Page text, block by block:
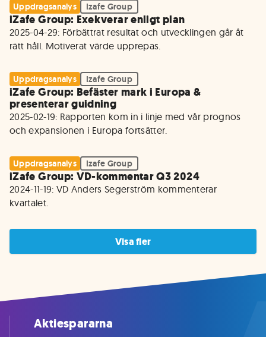
Uppdragsanalys Izafe Group
iZafe Group: Exekverar enligt plan
2025-04-29: Förbättrat resultat och utvecklingen går åt
rätt håll. Motiverat värde upprepas.
Uppdragsanalys Izafe Group
iZafe Group: Befäster mark i Europa &
presenterar guidning
2025-02-19: Rapporten kom in i linje med vår prognos
och expansionen i Europa fortsätter.
Uppdragsanalys Izafe Group
iZafe Group: VD-kommentar Q3 2024
2024-11-19: VD Anders Segerström kommenterar
kvartalet.
Visa fler
Aktiespararna